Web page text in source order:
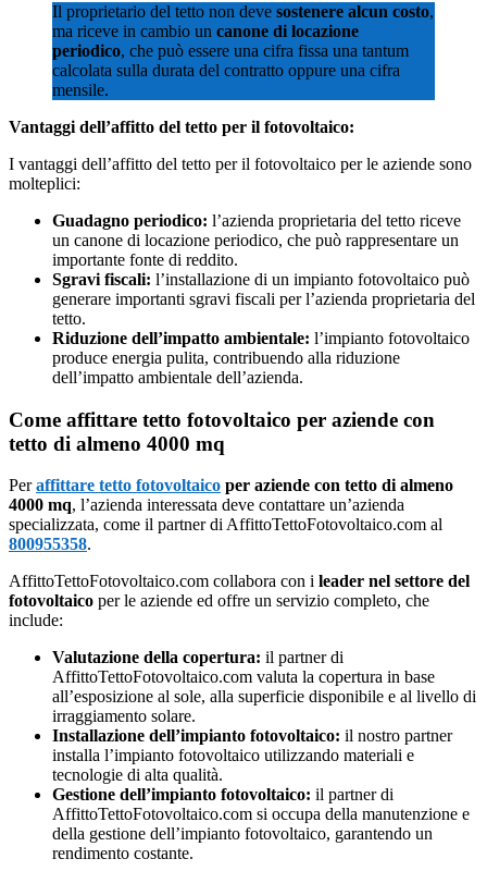
Il proprietario del tetto non deve sostenere alcun costo,
ma riceve in cambio un canone di locazione
periodico, che può essere una cifra fissa una tantum
calcolata sulla durata del contratto oppure una cifra
mensile.
Vantaggi dell’affitto del tetto per il fotovoltaico:
I vantaggi dell’affitto del tetto per il fotovoltaico per le aziende sono
molteplici:
Guadagno periodico: l’azienda proprietaria del tetto riceve
un canone di locazione periodico, che può rappresentare un
importante fonte di reddito.
Sgravi fiscali: l’installazione di un impianto fotovoltaico può
generare importanti sgravi fiscali per l’azienda proprietaria del
tetto.
Riduzione dell’impatto ambientale: l’impianto fotovoltaico
produce energia pulita, contribuendo alla riduzione
dell’impatto ambientale dell’azienda.
Come affittare tetto fotovoltaico per aziende con
tetto di almeno 4000 mq
Peraffittare tetto fotovoltaico per aziende con tetto di almeno
4000 mq, l’azienda interessata deve contattare un’azienda
specializzata, come il partner di AffittoTettoFotovoltaico.com al
800955358.
AffittoTettoFotovoltaico.com collabora con i leader nel settore del
fotovoltaico per le aziende ed offre un servizio completo, che
include:
Valutazione della copertura: il partner di
AffittoTettoFotovoltaico.com valuta la copertura in base
all’esposizione al sole, alla superficie disponibile e al livello di
irraggiamento solare.
Installazione dell’impianto fotovoltaico: il nostro partner
installa l’impianto fotovoltaico utilizzando materiali e
tecnologie di alta qualità.
Gestione dell’impianto fotovoltaico: il partner di
AffittoTettoFotovoltaico.com si occupa della manutenzione e
della gestione dell’impianto fotovoltaico, garantendo un
rendimento costante.